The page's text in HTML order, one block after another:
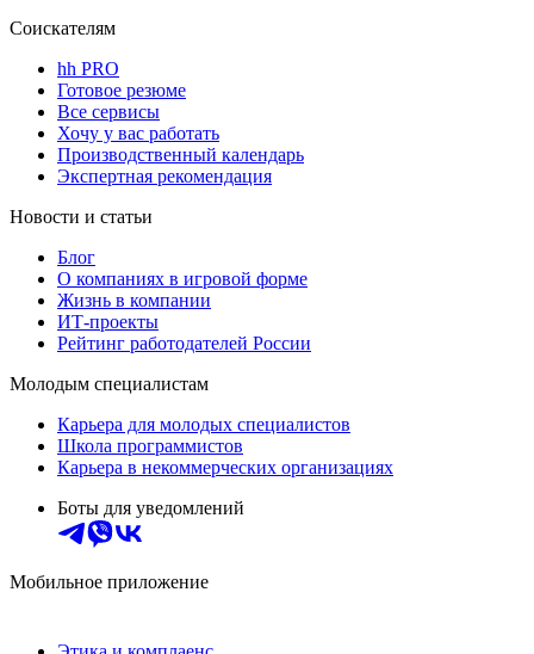
Соискателям
hh PRO
Готовое резюме
Все сервисы
Хочу у вас работать
Производственный календарь
Экспертная рекомендация
Новости и статьи
Блог
О компаниях в игровой форме
Жизнь в компании
ИТ-проекты
Рейтинг работодателей России
Молодым специалистам
Карьера для молодых специалистов
Школа программистов
Карьера в некоммерческих организациях
Боты для уведомлений
Мобильное приложение